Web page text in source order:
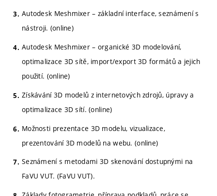
Autodesk Meshmixer – základní interface, seznámení s
nástroji. (online)
Autodesk Meshmixer – organické 3D modelování,
optimalizace 3D sítě, import/export 3D formátů a jejich
použití. (online)
Získávání 3D modelů z internetových zdrojů, úpravy a
optimalizace 3D sítí. (online)
Možnosti prezentace 3D modelu, vizualizace,
prezentování 3D modelů na webu. (online)
Seznámení s metodami 3D skenování dostupnými na
FaVU VUT. (FaVU VUT).